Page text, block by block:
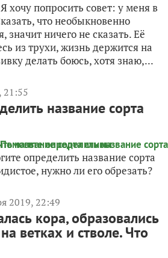
хочу попросить совет: у меня в
что необыкновенно
значит ничего не сказать. Её
из трухи, жизнь держится на
делать боюсь, хотя знаю,...
21:55
название сорта
определить название сорта
нужно ли его обрезать?
2019, 22:49
кора, образовались
ветках и стволе. Что